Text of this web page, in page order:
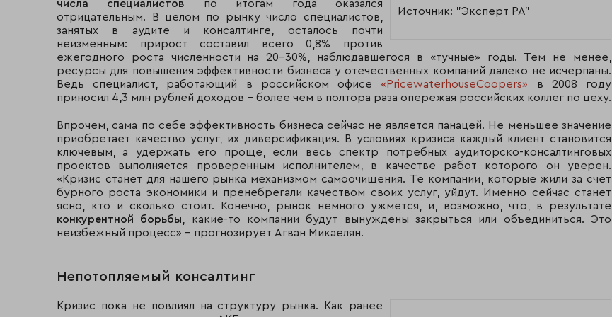
Источник: "Эксперт РА"
числа специалистов по итогам года оказался
отрицательным. В целом по рынку число специалистов,
занятых в аудите и консалтинге, осталось почти
неизменным: прирост составил всего 0,8% против
ежегодного роста численности на 20-30%, наблюдавшегося в «тучные» годы. Тем не менее,
ресурсы для повышения эффективности бизнеса у отечественных компаний далеко не исчерпаны.
Ведь специалист, работающий в российском офисе «PricewaterhouseCoopers» в 2008 году
приносил 4,3 млн рублей доходов – более чем в полтора раза опережая российских коллег по цеху.
Впрочем, сама по себе эффективность бизнеса сейчас не является панацей. Не меньшее значение
приобретает качество услуг, их диверсификация. В условиях кризиса каждый клиент становится
ключевым, а удержать его проще, если весь спектр потребных аудиторско-консалтинговых
проектов выполняется проверенным исполнителем, в качестве работ которого он уверен.
«Кризис станет для нашего рынка механизмом самоочищения. Те компании, которые жили за счет
бурного роста экономики и пренебрегали качеством своих услуг, уйдут. Именно сейчас станет
ясно, кто и сколько стоит. Конечно, рынок немного ужмется, и, возможно, что, в результате
конкурентной борьбы , какие-то компании будут вынуждены закрыться или объединиться. Это
неизбежный процесс» - прогнозирует Агван Микаелян.
Непотопляемый консалтинг
Кризис пока не повлиял на структуру рынка. Как ранее